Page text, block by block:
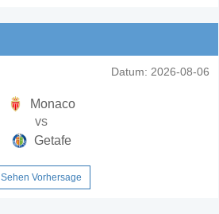
Datum: 2026-08-06
Monaco
vs
Getafe
Sehen Vorhersage